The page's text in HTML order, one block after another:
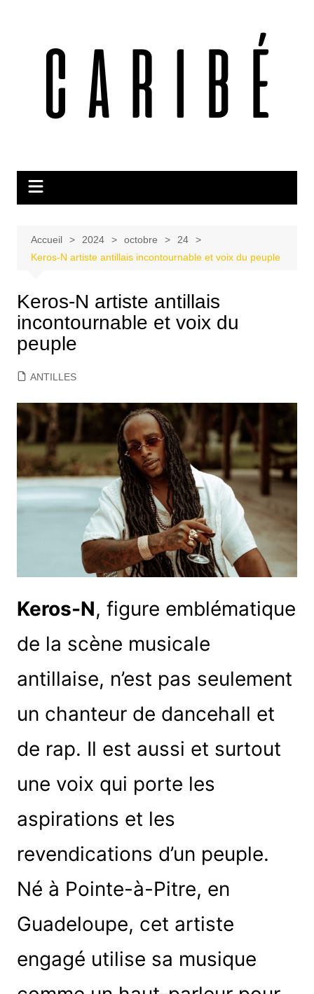
Accueil 2024 octobre
24
Keros-N artiste antillais incontournable et voix du peuple
Keros-N artiste antillais
incontournable et voix du
peuple
ANTILLES
Keros-N, figure emblématique
de la scène musicale
antillaise, n’est pas seulement
un chanteur de dancehall et
de rap. Il est aussi et surtout
une voix qui porte les
aspirations et les
revendications d’un peuple.
Né à Pointe-à-Pitre, en
Guadeloupe, cet artiste
engagé utilise sa musique